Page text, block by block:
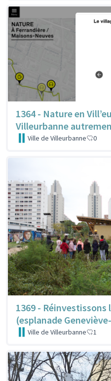
1364 - Nature en
Villeurbanne
Ville de Villeurbanne 0
1369 - Réinvestissons
(esplanade
Ville de Villeurbanne 1